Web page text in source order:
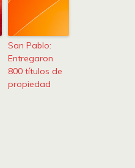
San Pablo:
Entregaron
800 títulos de
propiedad